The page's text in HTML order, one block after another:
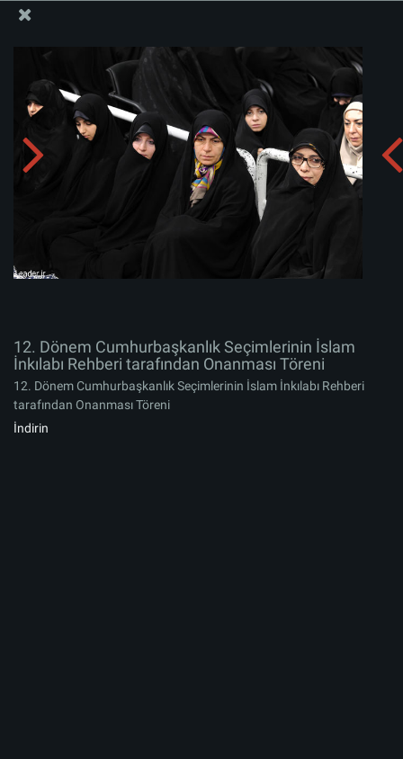
12. Dönem Cumhurbaşkanlık Seçimlerinin İslam
İnkılabı Rehberi tarafından Onanması Töreni
Albümü indirin:
12. Dönem Cumhurbaşkanlık Seçimlerinin İslam
İnkılabı Rehberi tarafından Onanması Töreni
12. Dönem Cumhurbaşkanlık Seçimlerinin İslam İnkılabı Rehberi
tarafından Onanması Töreni
İndirin